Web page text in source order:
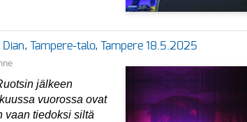
Tampere-talo, Tampere 18.5.2025
jälkeen
vuorossa ovat
vaan tiedoksi siltä